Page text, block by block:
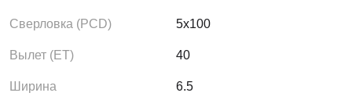
Сверловка (PCD) 5x100
Вылет (ЕТ) 40
Ширина 6.5